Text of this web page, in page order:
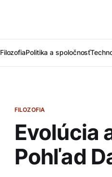
FilozofiaPolitika a spoločnosť
FILOZOFIA
Evolúcia
Pohľad